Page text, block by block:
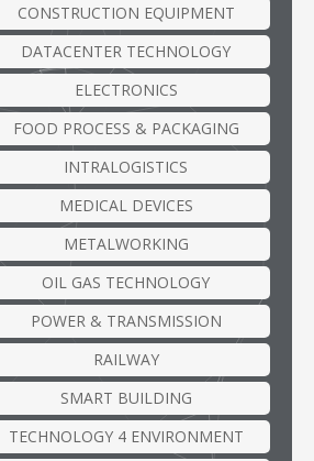
CONSTRUCTION EQUIPMENT
DATACENTER TECHNOLOGY
ELECTRONICS
FOOD PROCESS & PACKAGING
INTRALOGISTICS
MEDICAL DEVICES
METALWORKING
OIL GAS TECHNOLOGY
POWER & TRANSMISSION
RAILWAY
SMART BUILDING
TECHNOLOGY 4 ENVIRONMENT